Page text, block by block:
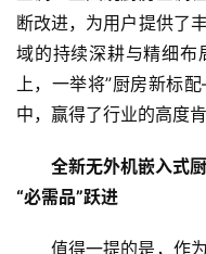
页
资
讯
断改进，为用户提供了
域的持续深耕与精细布
上，一举将”厨房新标
中，赢得了行业的高度肯
全新无外机嵌入式
“必需品”跃进
值得一提的是，作